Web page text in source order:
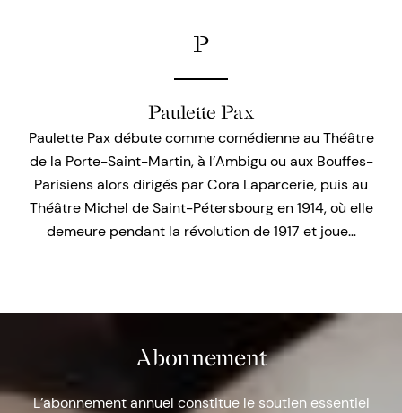
P
Paulette Pax
Paulette Pax débute comme comédienne au Théâtre
de la Porte-Saint-Martin, à l’Ambigu ou aux Bouffes-
Parisiens alors dirigés par Cora Laparcerie, puis au
Théâtre Michel de Saint-Pétersbourg en 1914, où elle
demeure pendant la révolution de 1917 et joue…
Abonnement
L’abonnement annuel constitue le soutien essentiel